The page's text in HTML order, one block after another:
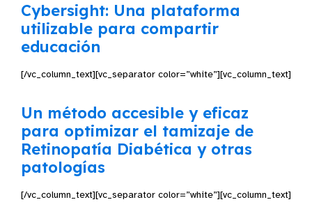
Cybersight: Una plataforma
utilizable para compartir
educación
[/vc_column_text][vc_separator color=”white”][vc_column_text]
Un método accesible y eficaz
para optimizar el tamizaje de
Retinopatía Diabética y otras
patologías
[/vc_column_text][vc_separator color=”white”][vc_column_text]